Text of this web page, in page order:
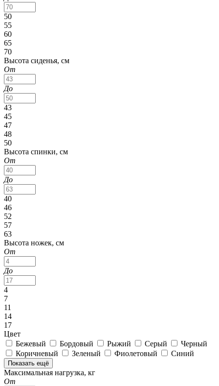
50
55
60
65
70
Высота сиденья, см
От
До
43
45
47
48
50
Высота спинки, см
От
До
40
46
52
57
63
Высота ножек, см
От
До
4
7
11
14
17
Цвет
Бежевый
Бордовый Рыжий Серый
Черный
Коричневый
Зеленый Фиолетовый Синий
Показать ещё
Максимальная нагрузка, кг
От